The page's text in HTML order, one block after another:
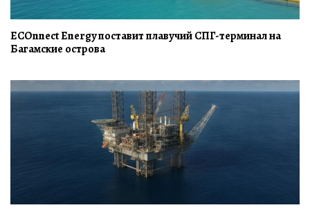
ECOnnect Energy поставит плавучий СПГ-терминал на
Багамские острова